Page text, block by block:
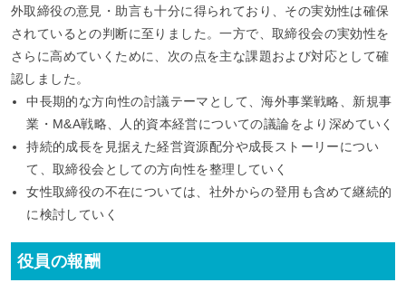
外取締役の意見・助言も十分に得られており、その実効性は確保
されているとの判断に至りました。一方で、取締役会の実効性を
さらに高めていくために、次の点を主な課題および対応として確
認しました。
中長期的な方向性の討議テーマとして、海外事業戦略、新規事
業・M&A戦略、人的資本経営についての議論をより深めていく
持続的成長を見据えた経営資源配分や成長ストーリーについ
て、取締役会としての方向性を整理していく
女性取締役の不在については、社外からの登用も含めて継続的
に検討していく
役員の報酬